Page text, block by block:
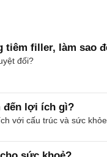
tiêm filler, làm sao
đối?
đến lợi ích gì?
với cấu trúc và sức